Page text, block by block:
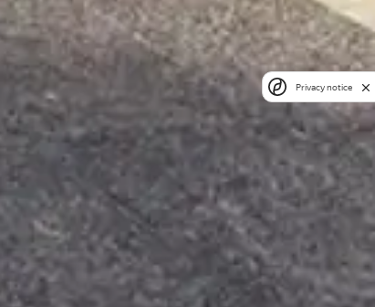
Privacy notice